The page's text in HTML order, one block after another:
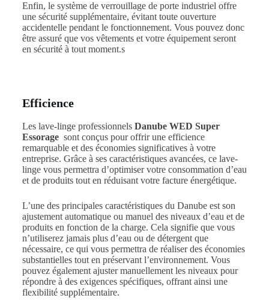
Enfin, le système de verrouillage de porte industriel offre
une sécurité supplémentaire, évitant toute ouverture
accidentelle pendant le fonctionnement. Vous pouvez donc
être assuré que vos vêtements et votre équipement seront
en sécurité à tout moment.s
Efficience
Les lave-linge professionnels Danube WED Super
Essorage sont conçus pour offrir une efficience
remarquable et des économies significatives à votre
entreprise. Grâce à ses caractéristiques avancées, ce lave-
linge vous permettra d’optimiser votre consommation d’eau
et de produits tout en réduisant votre facture énergétique.
L’une des principales caractéristiques du Danube est son
ajustement automatique ou manuel des niveaux d’eau et de
produits en fonction de la charge. Cela signifie que vous
n’utiliserez jamais plus d’eau ou de détergent que
nécessaire, ce qui vous permettra de réaliser des économies
substantielles tout en préservant l’environnement. Vous
pouvez également ajuster manuellement les niveaux pour
répondre à des exigences spécifiques, offrant ainsi une
flexibilité supplémentaire.